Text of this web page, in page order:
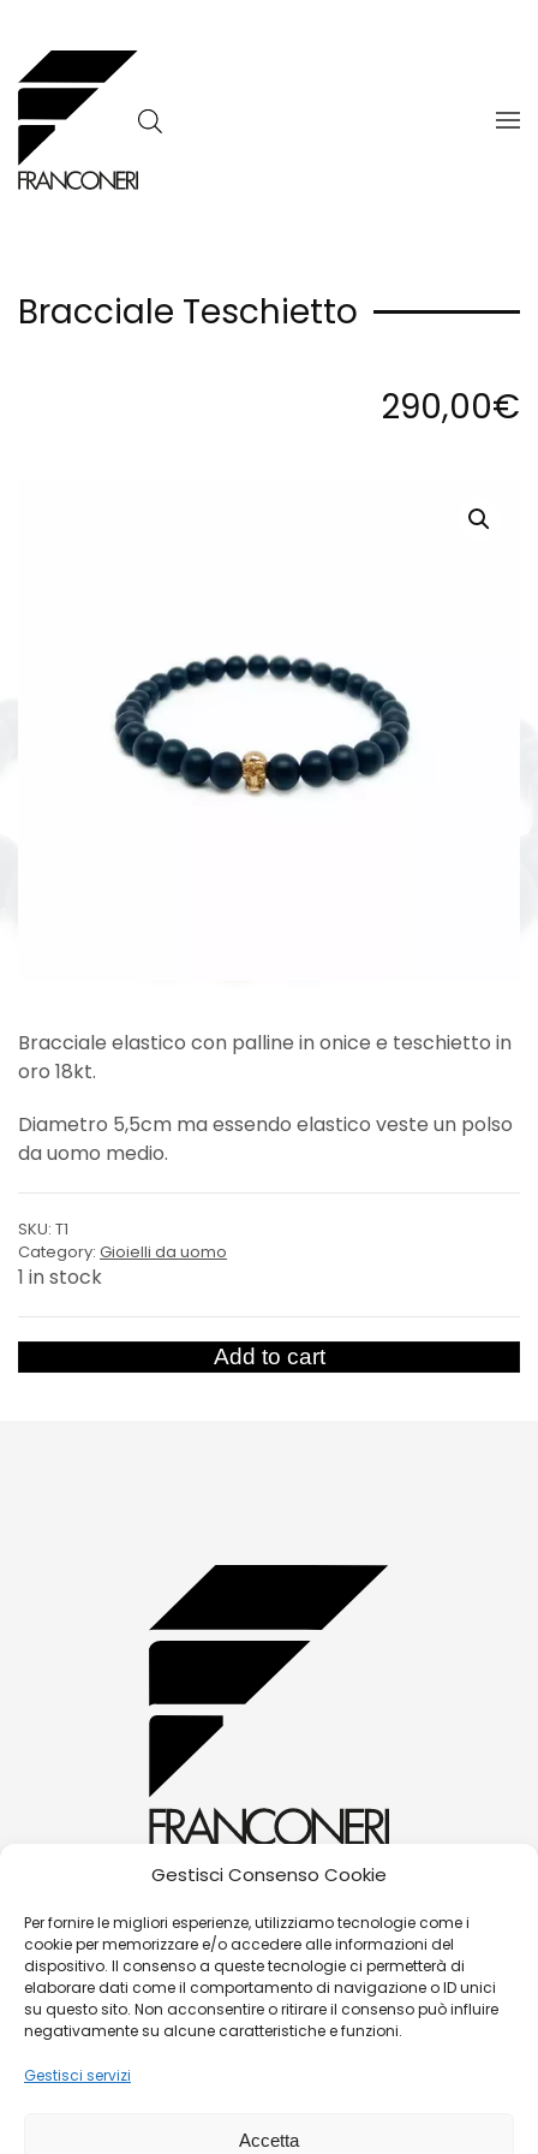
Gestisci Consenso Cookie
Per fornire le migliori esperienze, utilizziamo tecnologie come i
cookie per memorizzare e/o accedere alle informazioni del
dispositivo. Il consenso a queste tecnologie ci permetterà di
elaborare dati come il comportamento di navigazione o ID unici
su questo sito. Non acconsentire o ritirare il consenso può influire
negativamente su alcune caratteristiche e funzioni.
Gestisci servizi
Accetta
Skip to main content
Bracciale Teschietto
290,00€
Bracciale elastico con palline in onice e teschietto in
oro 18kt.
Diametro 5,5cm ma essendo elastico veste un polso
da uomo medio.
SKU: T1
Category: Gioielli da uomo
1 in stock
Add to cart
(+39) 0572 70087
Corso Matteotti, 31 - 51016 - Montecatini Terme
(PT)